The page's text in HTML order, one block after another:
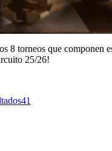
8 torneos que componen
25/26!